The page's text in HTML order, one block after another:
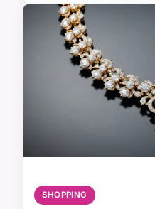
SHOPPING